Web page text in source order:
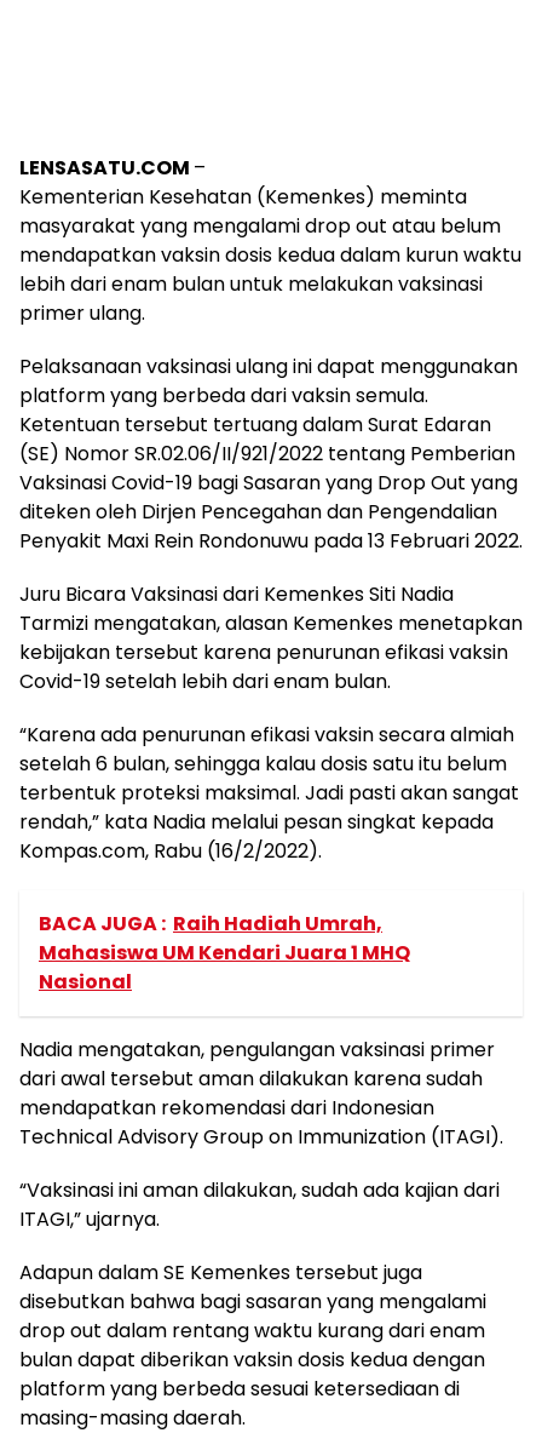
LENSASATU.COM –
Kementerian Kesehatan (Kemenkes) meminta
masyarakat yang mengalami drop out atau belum
mendapatkan vaksin dosis kedua dalam kurun waktu
lebih dari enam bulan untuk melakukan vaksinasi
primer ulang.
Pelaksanaan vaksinasi ulang ini dapat menggunakan
platform yang berbeda dari vaksin semula.
Ketentuan tersebut tertuang dalam Surat Edaran
(SE) Nomor SR.02.06/II/921/2022 tentang Pemberian
Vaksinasi Covid-19 bagi Sasaran yang Drop Out yang
diteken oleh Dirjen Pencegahan dan Pengendalian
Penyakit Maxi Rein Rondonuwu pada 13 Februari 2022.
Juru Bicara Vaksinasi dari Kemenkes Siti Nadia
Tarmizi mengatakan, alasan Kemenkes menetapkan
kebijakan tersebut karena penurunan efikasi vaksin
Covid-19 setelah lebih dari enam bulan.
“Karena ada penurunan efikasi vaksin secara almiah
setelah 6 bulan, sehingga kalau dosis satu itu belum
terbentuk proteksi maksimal. Jadi pasti akan sangat
rendah,” kata Nadia melalui pesan singkat kepada
Kompas.com, Rabu (16/2/2022).
BACA JUGA : Raih Hadiah Umrah,
Mahasiswa UM Kendari Juara 1 MHQ
Nasional
Nadia mengatakan, pengulangan vaksinasi primer
dari awal tersebut aman dilakukan karena sudah
mendapatkan rekomendasi dari Indonesian
Technical Advisory Group on Immunization (ITAGI).
“Vaksinasi ini aman dilakukan, sudah ada kajian dari
ITAGI,” ujarnya.
Adapun dalam SE Kemenkes tersebut juga
disebutkan bahwa bagi sasaran yang mengalami
drop out dalam rentang waktu kurang dari enam
bulan dapat diberikan vaksin dosis kedua dengan
platform yang berbeda sesuai ketersediaan di
masing-masing daerah.